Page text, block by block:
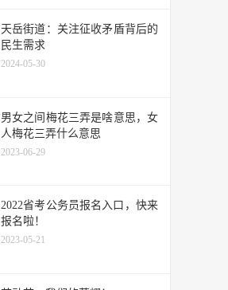
天岳街道：关注征收矛盾背后的
民生需求
2024-05-30
男女之间梅花三弄是啥意思，女
人梅花三弄什么意思
2023-06-29
2022省考公务员报名入口，快来
报名啦！
2023-05-21